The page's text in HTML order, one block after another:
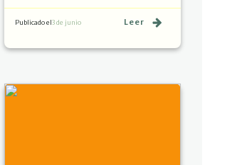
Publicado el3 de junio Leer